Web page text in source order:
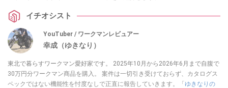
イチオシスト
YouTuber / ワークマンレビュアー
幸成（ゆきなり）
東北で暮らすワークマン愛好家です。 2025年10月から2026年6月まで自腹で
30万円分ワークマン商品を購入。 案件は一切引き受けておらず、カタログス
ペックではない機能性を忖度なしで正直に報告していきます。「ゆきなりの